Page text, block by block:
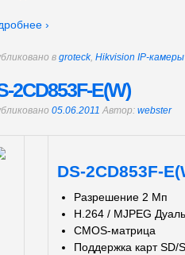
›
в groteck, Hikvision IP-
2CD853F-E(W)
05.06.2011 Автор: webster
DS-2CD853F-
Разрешение 2 Мп
H.264 / MJPEG
CMOS-матрица
Поддержка карт SD/